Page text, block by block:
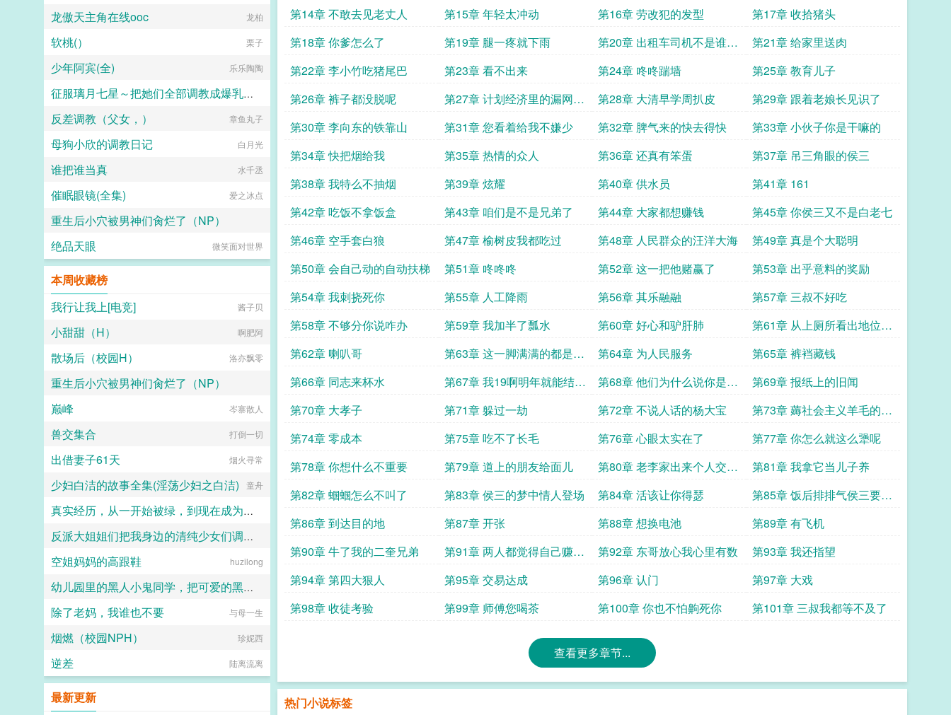
第14章 不敢去见老丈人
第15章 年轻太冲动 第16章 劳改犯的发型
第17章 收拾猪头
第18章 你爹怎么了
第19章 腿一疼就下雨
第20章 出租车司机不是谁都
能干的
第21章 给家里送肉
第22章 李小竹吃猪尾巴
第23章 看不出来 第24章 咚咚踹墙
第25章 教育儿子
第26章 裤子都没脱呢
第27章 计划经济里的漏网之
鱼
第28章 大清早学周扒皮
第29章 跟着老娘长见识了
第30章 李向东的铁靠山
第31章 您看着给我不嫌少 第32章 脾气来的快去得快
第33章 小伙子你是干嘛的
第34章 快把烟给我
第35章 热情的众人 第36章 还真有笨蛋
第37章 吊三角眼的侯三
第38章 我特么不抽烟
第39章 炫耀 第40章 供水员
第41章 161
第42章 吃饭不拿饭盒
第43章 咱们是不是兄弟了 第44章 大家都想赚钱
第45章 你侯三又不是白老七
第46章 空手套白狼
第47章 榆树皮我都吃过 第48章 人民群众的汪洋大海
第49章 真是个大聪明
第50章 会自己动的自动扶梯
第51章 咚咚咚 第52章 这一把他赌赢了
第53章 出乎意料的奖励
第54章 我刺挠死你
第55章 人工降雨 第56章 其乐融融
第57章 三叔不好吃
第58章 不够分你说咋办
第59章 我加半了瓢水 第60章 好心和驴肝肺
第61章 从上厕所看出地位的
变化
第62章 喇叭哥
第63章 这一脚满满的都是父
爱
第64章 为人民服务
第65章 裤裆藏钱
第66章 同志来杯水
第67章 我19啊明年就能结婚
了
第68章 他们为什么说你是傻
子
第69章 报纸上的旧闻
第70章 大孝子
第71章 躲过一劫 第72章 不说人话的杨大宝
第73章 薅社会主义羊毛的高
手
第74章 零成本 第75章 吃不了长毛 第76章 心眼太实在了
第77章 你怎么就这么犟呢
第78章 你想什么不重要
第79章 道上的朋友给面儿
第80章 老李家出来个人交电
费了
第81章 我拿它当儿子养
第82章 蝈蝈怎么不叫了
第83章 侯三的梦中情人登场 第84章 活该让你得瑟
第85章 饭后排排气侯三要努
力
第86章 到达目的地 第87章 开张 第88章 想换电池
第89章 有飞机
第90章 牛了我的二奎兄弟
第91章 两人都觉得自己赚麻
了
第92章 东哥放心我心里有数
第93章 我还指望
第94章 第四大狠人
第95章 交易达成 第96章 认门
第97章 大戏
第98章 收徒考验
第99章 师傅您喝茶 第100章 你也不怕齁死你 第101章 三叔我都等不及了
查看更多章节...
热门小说标签
龙傲天主角在线ooc 龙柏
软桃(） 栗子
少年阿宾(全) 乐乐陶陶
征服璃月七星～把她们全部调教成爆乳长腿肉便器母猪的第一步
佚名
反差调教（父女，） 章鱼丸子
母狗小欣的调教日记 白月光
谁把谁当真 水千丞
催眠眼镜(全集) 爱之冰点
重生后小穴被男神们肏烂了（NP）
曲奇哈密瓜
绝品天眼 微笑面对世界
本周收藏榜
我行让我上[电竞]
酱子贝
小甜甜（H） 啊肥阿
散场后（校园H） 洛亦飘零
重生后小穴被男神们肏烂了（NP）
曲奇哈密瓜
巅峰 岑寨散人
兽交集合 打倒一切
出借妻子61天 烟火寻常
少妇白洁的故事全集(淫荡少妇之白洁) 童舟
真实经历，从一开始被绿，到现在成为绿奴
yaoyuan1984107
反派大姐姐们把我身边的清纯少女们调教堕落后，一起来找我了
艾斯克-伊恩
空姐妈妈的高跟鞋 huzilong
幼儿园里的黑人小鬼同学，把可爱的黑丝吊带肥臀妈妈爆插到恶堕叫爹！（无绿改）
珍稀木种塞林木
除了老妈，我谁也不要 与母一生
烟燃（校园NPH） 珍妮西
逆差 陆离流离
最新更新